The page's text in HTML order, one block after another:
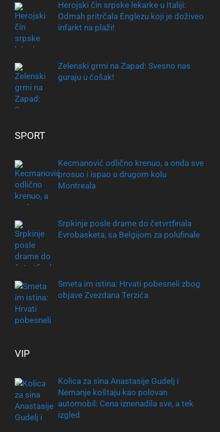
Herojski čin srpske lekarke u Italiji:
Odmah pritrčala Englezu koji je doživeo
infarkt na plaži!
Zelenski grmi na Zapad: Svesno nas
guraju u ćošak!
SPORT
Kecmanović odlično krenuo, a onda sve
prosuo i ispao u drugom kolu
Montreala
Srpkinje posle drame do četvrtfinala
Evrobasketa, sa Belgijom za polufinale
Smeta im istina: Hrvati pobesneli zbog
objave Zvezdana Terzića
VIP
Kolica za sina Anastasije Gudelj i
Nemanje koštaju kao polovan
automobil: Cena iznenadila sve, a tek
izgled